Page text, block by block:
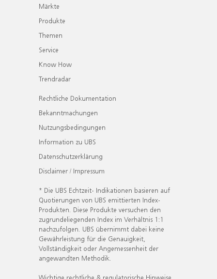
Märkte
Produkte
Themen
Service
Know How
Trendradar
Rechtliche Dokumentation
Bekanntmachungen
Nutzungsbedingungen
Information zu UBS
Datenschutzerklärung
Disclaimer / Impressum
* Die UBS Echtzeit- Indikationen basieren auf
Quotierungen von UBS emittierten Index-
Produkten. Diese Produkte versuchen den
zugrundeliegenden Index im Verhältnis 1:1
nachzufolgen. UBS übernimmt dabei keine
Gewährleistung für die Genauigkeit,
Vollständigkeit oder Angemessenheit der
angewandten Methodik.